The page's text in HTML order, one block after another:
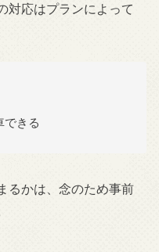
対応はプランによって
できる
るかは、念のため事前